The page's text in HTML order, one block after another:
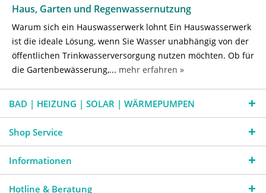
Haus, Garten und Regenwassernutzung
Warum sich ein Hauswasserwerk lohnt Ein Hauswasserwerk
ist die ideale Lösung, wenn Sie Wasser unabhängig von der
öffentlichen Trinkwasserversorgung nutzen möchten. Ob für
die Gartenbewässerung,... mehr erfahren »
BAD | HEIZUNG | SOLAR | WÄRMEPUMPEN
Shop Service
Informationen
Hotline & Beratung